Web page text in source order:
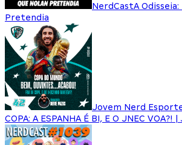
NerdCastA
Pretendia
Jovem Nerd
COPA: A ESPANHA É BI, E O JNEC VOA?! |